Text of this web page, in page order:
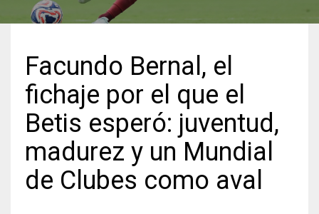
NYJ
Facundo Bernal, el
fichaje por el que el
Betis esperó: juventud,
madurez y un Mundial
de Clubes como aval